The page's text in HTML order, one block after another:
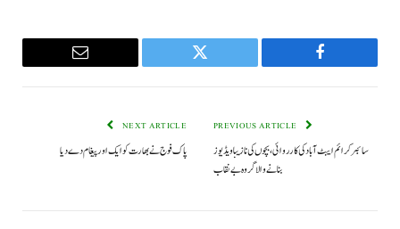
Facebook
Twitter
Email
سائبر کرائم ایبٹ آباد کی کارروائی، بچوں کی نازيبا ویڈیوز
بنانے والا گروہ بے نقاب
NEXT ARTICLE
پاک فوج نے بھارت کو ایک اور پیغام دے دیا